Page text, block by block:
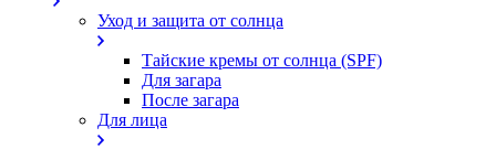
Уход и защита от солнца
Тайские кремы от солнца (SPF)
Для загара
После загара
Для лица